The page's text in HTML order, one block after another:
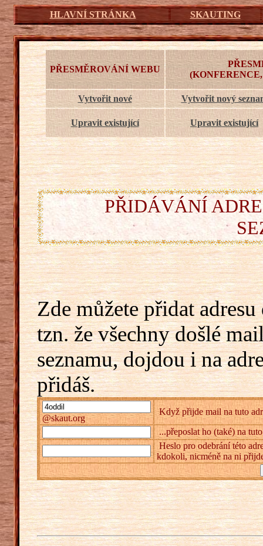
HLAVNÍ STRÁNKA SKAUTING
PŘESMĚROVÁNÍ WEBU
Vytvořit nové Vytvořit nový
Upravit existující Upravit existující
PŘIDÁVÁNÍ
Zde můžete přidat
tzn. že všechny došlé
seznamu, dojdou i na
přidáš.
@skaut.org
Když přijde mail na tuto
...přeposlat ho (také) na
Heslo pro odebrání této
kdokoli, nicméně na ni